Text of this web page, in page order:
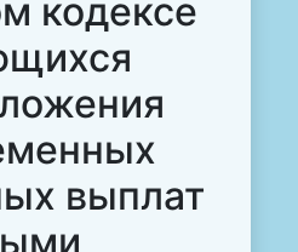
кодексе
выплат